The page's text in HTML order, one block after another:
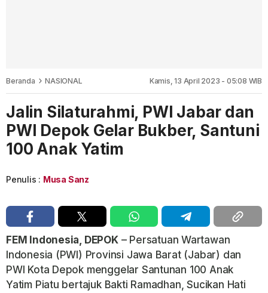
Beranda NASIONAL Kamis, 13 April 2023 - 05:08 WIB
Jalin Silaturahmi, PWI Jabar dan
PWI Depok Gelar Bukber, Santuni
100 Anak Yatim
Penulis : Musa Sanz
FEM Indonesia, DEPOK– Persatuan Wartawan
Indonesia (PWI) Provinsi Jawa Barat (Jabar) dan
PWI Kota Depok menggelar Santunan 100 Anak
Yatim Piatu bertajuk Bakti Ramadhan, Sucikan Hati